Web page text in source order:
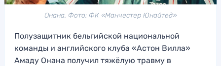
Онана. Фото: ФК «Манчестер Юнайтед»
Полузащитник бельгийской национальной
команды и английского клуба «Астон Вилла»
Амаду Онана получил тяжёлую травму в